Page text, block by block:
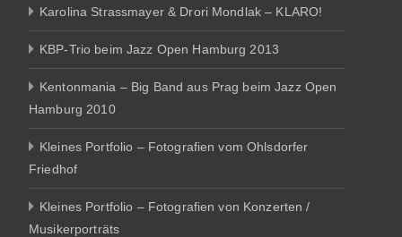
Karolina Strassmayer & Drori Mondlak – KLARO!
KBP-Trio beim Jazz Open Hamburg 2013
Kentonmania – Big Band aus Prag beim Jazz Open
Hamburg 2010
Kleines Portfolio – Fotografien vom Ohlsdorfer
Friedhof
Kleines Portfolio – Fotografien von Konzerten /
Musikerporträts